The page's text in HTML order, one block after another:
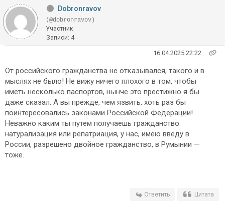
Dobronravov
(@dobronravov)
Участник
Записи: 4
16.04.2025 22:22
От российского гражданства не отказывался, такого и в
мыслях не было! Не вижу ничего плохого в том, чтобы
иметь несколько паспортов, нынче это престижно я бы
даже сказал. А вы прежде, чем язвить, хоть раз бы
поинтересовались законами Российской Федерации!
Неважно каким ты путем получаешь гражданство:
натурализация или репатриация, у нас, имею введу в
России, разрешено двойное гражданство, в Румынии —
тоже.
Ответить Цитата